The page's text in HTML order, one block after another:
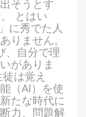
そうとす
とはい
に秀でた人
りません。
、自分で理
がありま
は覚え
（AI）を使
たな時代に
力、問題解